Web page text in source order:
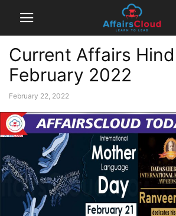
Current Affairs
February 2022
February 22, 2022